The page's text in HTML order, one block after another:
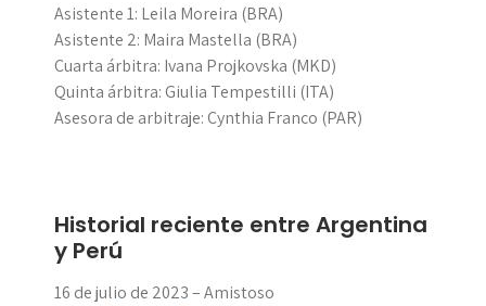
Asistente 1: Leila Moreira (BRA)
Asistente 2: Maira Mastella (BRA)
Cuarta árbitra: Ivana Projkovska (MKD)
Quinta árbitra: Giulia Tempestilli (ITA)
Asesora de arbitraje: Cynthia Franco (PAR)
Historial reciente entre Argentina
y Perú
16 de julio de 2023 – Amistoso